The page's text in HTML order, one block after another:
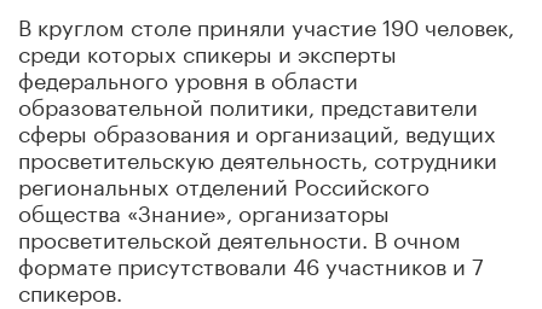
В круглом столе приняли участие 190 человек,
среди которых спикеры и эксперты
федерального уровня в области
образовательной политики, представители
сферы образования и организаций, ведущих
просветительскую деятельность, сотрудники
региональных отделений Российского
общества «Знание», организаторы
просветительской деятельности. В очном
формате присутствовали 46 участников и 7
спикеров.